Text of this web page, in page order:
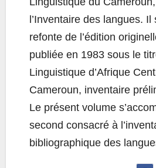
l’Inventaire des langues. Il
refonte de l’édition
publiée en 1983 sous le
Linguistique d’Afrique
Cameroun, inventaire
Le présent volume
second consacré à
bibliographique des